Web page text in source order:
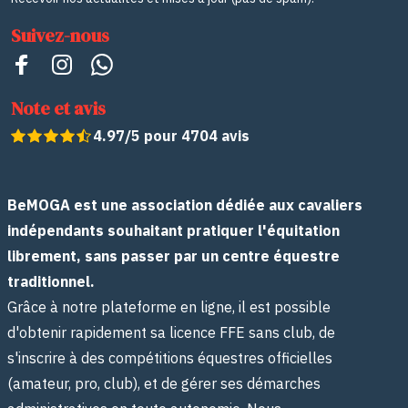
Suivez-nous
Note et avis
4.97/5 pour 4704 avis
BeMOGA est une association dédiée aux cavaliers
indépendants souhaitant pratiquer l'équitation
librement, sans passer par un centre équestre
traditionnel.
Grâce à notre plateforme en ligne, il est possible
d'obtenir rapidement sa licence FFE sans club, de
s'inscrire à des compétitions équestres officielles
(amateur, pro, club), et de gérer ses démarches